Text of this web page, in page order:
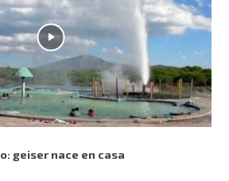
geiser nace en casa